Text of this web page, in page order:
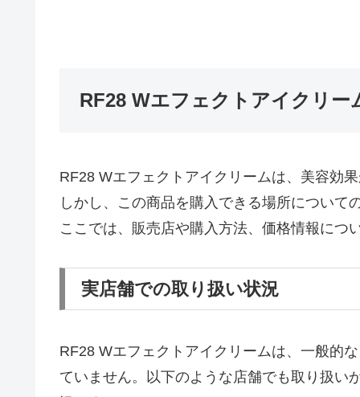
RF28 Wエフェクトアイクリー
RF28 Wエフェクトアイクリームは、美容効
しかし、この商品を購入できる場所につい
ここでは、販売店や購入方法、価格情報につ
実店舗での取り扱い状況
RF28 Wエフェクトアイクリームは、一般的
ていません。以下のような店舗でも取り扱い